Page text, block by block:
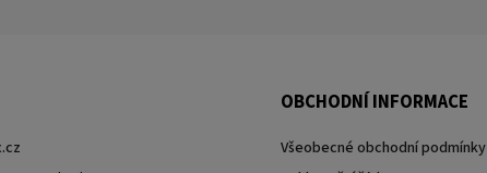
OBCHODNÍ INFORMACE
Všeobecné obchodní podmínky